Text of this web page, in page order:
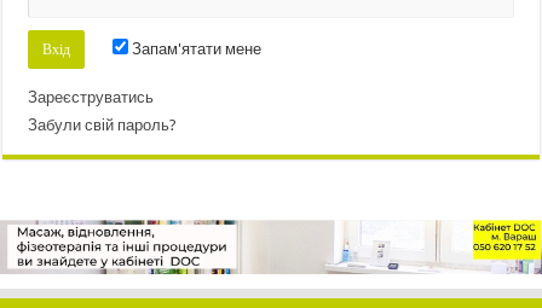
Запам'ятати мене
Зареєструватись
Забули свій пароль?